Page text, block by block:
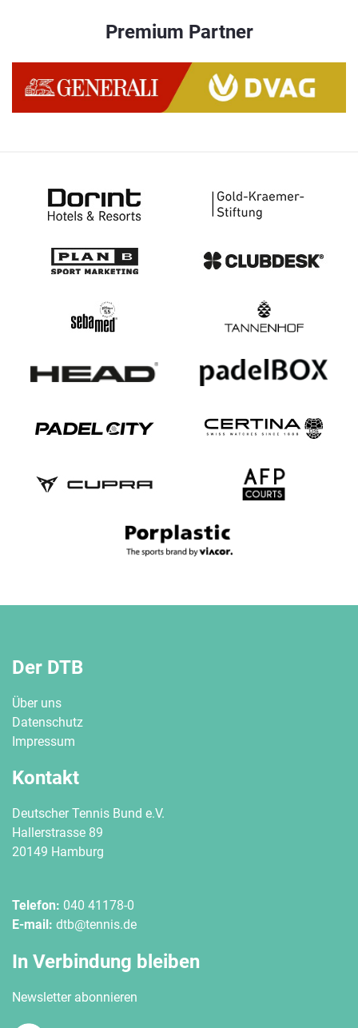
Premium Partner
Der DTB
Über uns
Datenschutz
Impressum
Kontakt
Deutscher Tennis Bund e.V.
Hallerstrasse 89
20149 Hamburg
Telefon: 040 41178-0
E-mail: dtb@tennis.de
In Verbindung bleiben
Newsletter abonnieren